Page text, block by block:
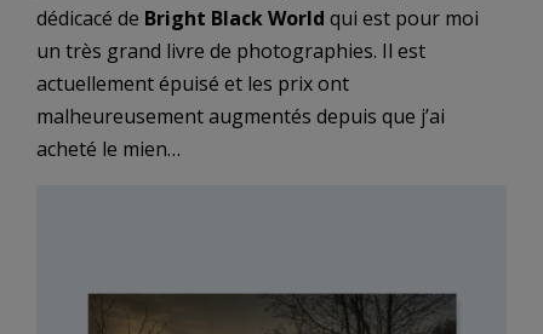
dédicacé de Bright Black World qui est pour moi
un très grand livre de photographies. Il est
actuellement épuisé et les prix ont
malheureusement augmentés depuis que j’ai
acheté le mien…